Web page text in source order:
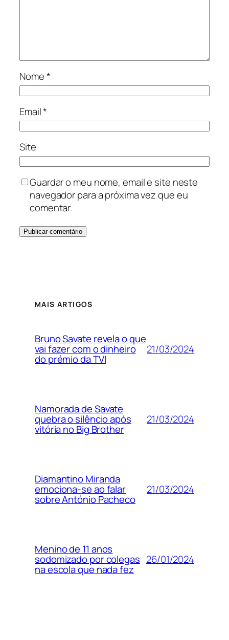
Nome*
Email*
Site
Guardar o meu nome, email e site neste
navegador para a próxima vez que eu
comentar.
MAIS ARTIGOS
Bruno Savate revela o que
vai fazer com o dinheiro
do prémio da TVI
21/03/2024
Namorada de Savate
quebra o silêncio após
vitória no Big Brother
21/03/2024
Diamantino Miranda
emociona-se ao falar
sobre António Pacheco
21/03/2024
Menino de 11 anos
sodomizado por colegas
na escola que nada fez
26/01/2024